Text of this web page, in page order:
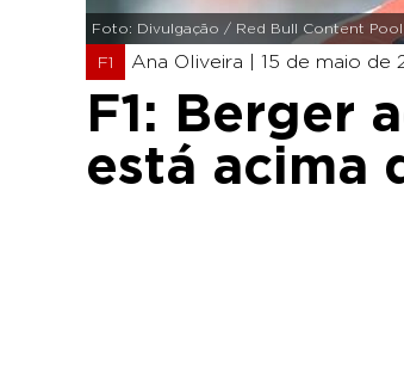
Foto: Divulgação / Red Bull Content Pool
F1 Ana Oliveira | 15 de maio de
F1: Berger
está acima